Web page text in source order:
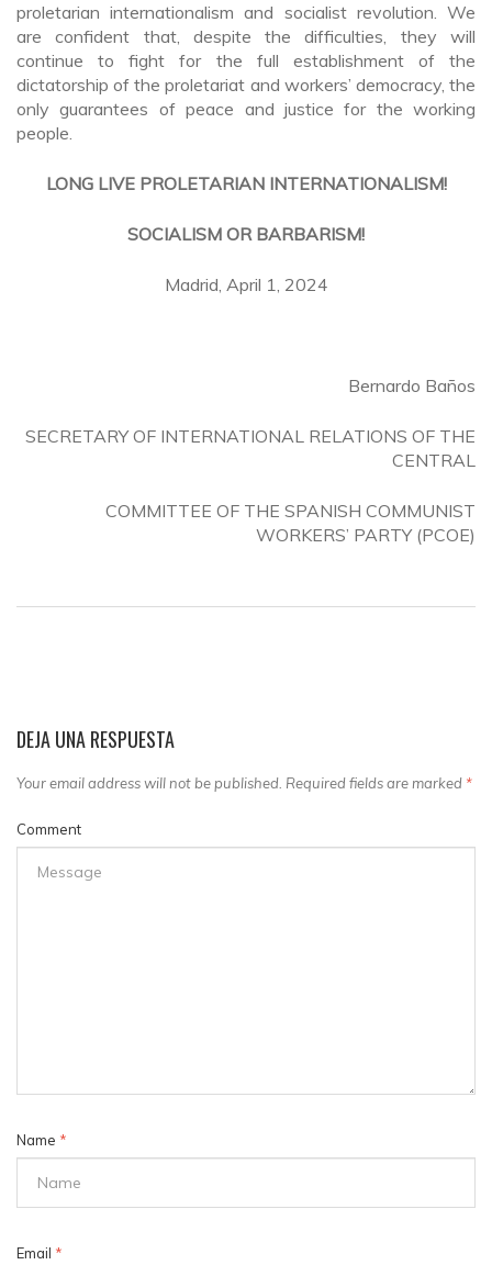
proletarian internationalism and socialist revolution. We
are confident that, despite the difficulties, they will
continue to fight for the full establishment of the
dictatorship of the proletariat and workers’ democracy, the
only guarantees of peace and justice for the working
people.
LONG LIVE PROLETARIAN INTERNATIONALISM!
SOCIALISM OR BARBARISM!
Madrid, April 1, 2024
Bernardo Baños
SECRETARY OF INTERNATIONAL RELATIONS OF THE
CENTRAL
COMMITTEE OF THE SPANISH COMMUNIST
WORKERS’ PARTY (PCOE)
DEJA UNA RESPUESTA
Your email address will not be published. Required fields are marked *
Comment
Name *
Email *